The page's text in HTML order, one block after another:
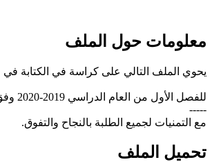
معلومات حول الملف
يحوي الملف التالي على كراسة في الكتابة في
للفصل الأول من العام الدراسي 2019-2020 وفق المنهاج الحديث لسلطنة عُمان، تحميل مباشر
-----
مع التمنيات لجميع الطلبة بالنجاح والتفوق.
تحميل الملف